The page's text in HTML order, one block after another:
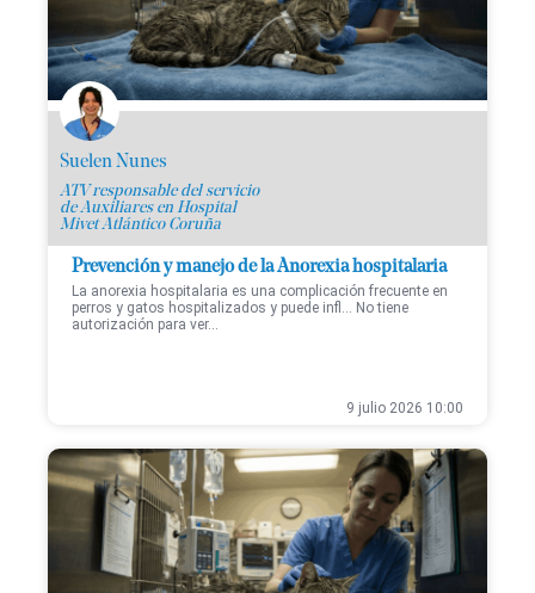
Suelen Nunes
ATV responsable del servicio
de Auxiliares en Hospital
Mivet Atlántico Coruña
Prevención y manejo de la Anorexia hospitalaria
La anorexia hospitalaria es una complicación frecuente en
perros y gatos hospitalizados y puede infl... No tiene
autorización para ver...
9 julio 2026 10:00